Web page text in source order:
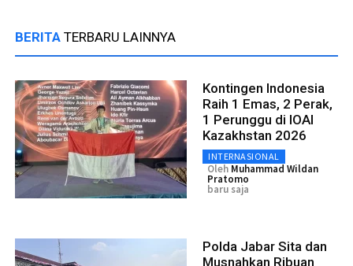
BERITA TERBARU LAINNYA
Kontingen Indonesia
Raih 1 Emas, 2 Perak,
1 Perunggu di IOAI
Kazakhstan 2026
INTERNASIONAL
Oleh Muhammad Wildan
Pratomo
baru saja
Polda Jabar Sita dan
Musnahkan Ribuan